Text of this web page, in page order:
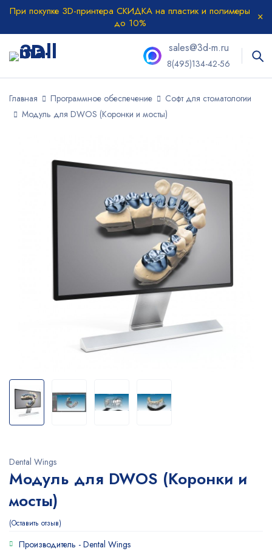
При покупке 3D-принтера СКИДКА на пластик и полимеры
до 10%
sales@3d-m.ru
8(495)134-42-56
Главная Программное обеспечение
Софт для стоматологии
Модуль для DWOS (Коронки и мосты)
Dental Wings
Модуль для DWOS (Коронки и
мосты)
Оставить отзыв
Производитель - Dental Wings